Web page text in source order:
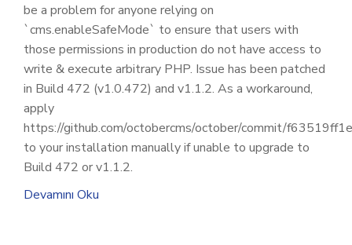
be a problem for anyone relying on
`cms.enableSafeMode` to ensure that users with
those permissions in production do not have access to
write & execute arbitrary PHP. Issue has been patched
in Build 472 (v1.0.472) and v1.1.2. As a workaround,
apply
https://github.com/octobercms/october/commit/
to your installation manually if unable to upgrade to
Build 472 or v1.1.2.
Devamını Oku